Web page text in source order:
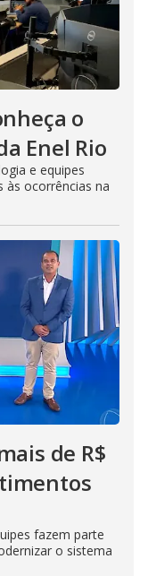
o
Enel Rio
e equipes
às ocorrências na
de R$
fazem parte
o sistema